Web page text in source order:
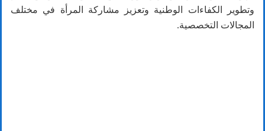
وتطوير الكفاءات الوطنية وتعزيز مشاركة المرأة في مختلف
المجالات التخصصية.